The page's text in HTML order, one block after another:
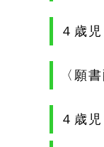
４歳
〈願
４歳